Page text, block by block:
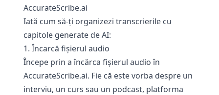
AccurateScribe.ai
Iată cum să-ți organizezi transcrierile cu
capitole generate de AI:
1. Încarcă fișierul audio
Începe prin a încărca fișierul audio în
AccurateScribe.ai. Fie că este vorba despre un
interviu, un curs sau un podcast, platforma